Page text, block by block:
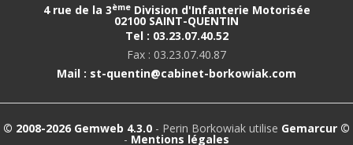
4 rue de la 3èmeDivision d'Infanterie Motorisée
02100 SAINT-QUENTIN
Tel : 03.23.07.40.52
Fax : 03.23.07.40.87
Mail : st-quentin@cabinet-borkowiak.com
© 2008-2026 Gemweb 4.3.0 - Perin Borkowiak utilise Gemarcur ©
- Mentions légales